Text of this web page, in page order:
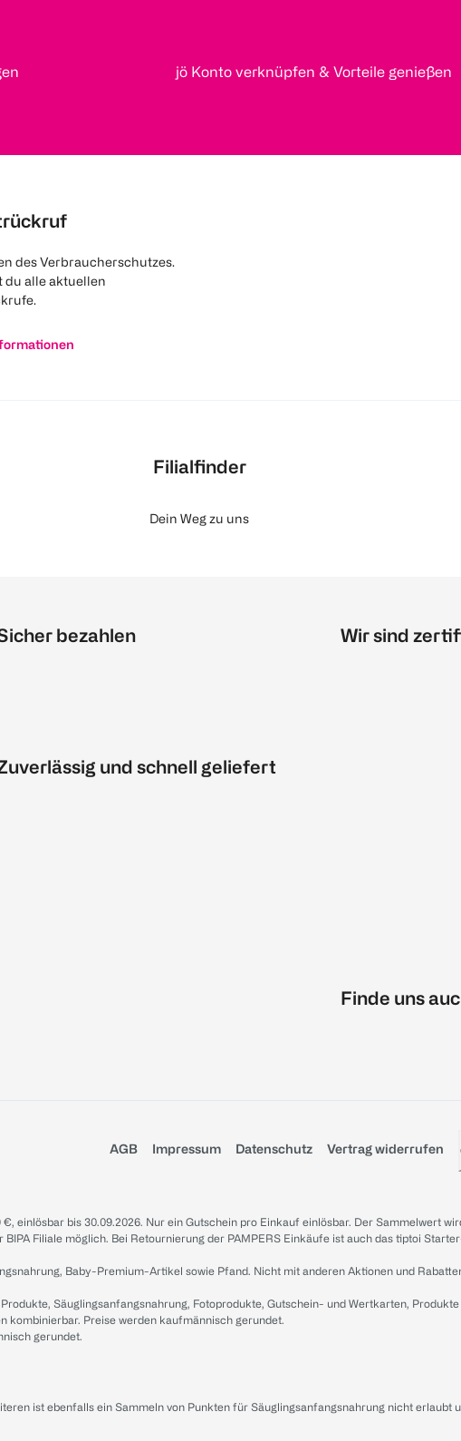
jö Konto verknüpfen & Vorteile genießen
des Verbraucherschutzes.
du alle aktuellen
Filialfinder
Dein Weg zu uns
bezahlen
und schnell geliefert
Wir sind
Finde uns
AGB Impressum Datenschutz Vertrag widerrufen
einlösbar bis 30.09.2026. Nur ein Gutschein pro Einkauf einlösbar. Der Sammelwert
Filiale möglich. Bei Retournierung der PAMPERS Einkäufe ist auch das tiptoi
Baby-Premium-Artikel sowie Pfand. Nicht mit anderen Aktionen und
Säuglingsanfangsnahrung, Fotoprodukte, Gutschein- und Wertkarten,
kombinierbar. Preise werden kaufmännisch gerundet.
gerundet.
ist ebenfalls ein Sammeln von Punkten für Säuglingsanfangsnahrung nicht erlaubt